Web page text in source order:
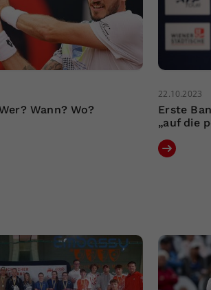
Wann? Wo?
22.10.2023
Erste
„auf die